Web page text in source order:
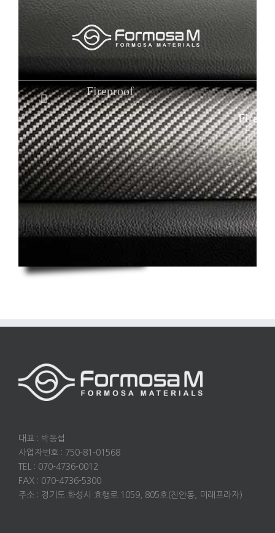
Fireproof
Fire Blanket
Carbon Fiber
FORMOSA LFPO
Smart Power Battery
대표 : 박동섭
사업자번호 : 750-81-01568
TEL : 070-4736-0012
FAX : 070-4736-5300
주소 : 경기도 화성시 효행로 1059, 805호(진안동, 미래프라자)